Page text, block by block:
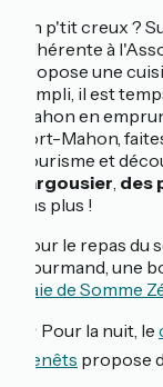
Un p'tit creux ?
adhérente à
propose une
rempli, il est
Mahon en
Fort-Mahon,
Tourisme et
argousier, des
pas plus !
Pour le repas
Gourmand, une
Baie de Somme
🏕️ Pour la nuit, le
Genêts propose